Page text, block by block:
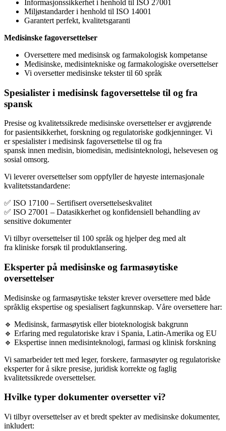
Informasjonssikkerhet i henhold til ISO 27001
Miljøstandarder i henhold til ISO 14001
Garantert perfekt, kvalitetsgaranti
Medisinske fagoversettelser
Oversettere med medisinsk og farmakologisk kompetanse
Medisinske, medisintekniske og farmakologiske oversettelser
Vi oversetter medisinske tekster til 60 språk
Spesialister i medisinsk fagoversettelse til og fra
spansk
Presise og kvalitetssikrede medisinske oversettelser er avgjørende
for pasientsikkerhet, forskning og regulatoriske godkjenninger. Vi
er spesialister i medisinsk fagoversettelse til og fra
spansk innen medisin, biomedisin, medisinteknologi, helsevesen og
sosial omsorg.
Vi leverer oversettelser som oppfyller de høyeste internasjonale
kvalitetsstandardene:
✅ ISO 17100 – Sertifisert oversettelseskvalitet
✅ ISO 27001 – Datasikkerhet og konfidensiell behandling av
sensitive dokumenter
Vi tilbyr oversettelser til 100 språk og hjelper deg med alt
fra kliniske forsøk til produktlansering.
Eksperter på medisinske og farmasøytiske
oversettelser
Medisinske og farmasøytiske tekster krever oversettere med både
språklig ekspertise og spesialisert fagkunnskap. Våre oversettere har:
🔹 Medisinsk, farmasøytisk eller bioteknologisk bakgrunn
🔹 Erfaring med regulatoriske krav i Spania, Latin-Amerika og EU
🔹 Ekspertise innen medisinteknologi, farmasi og klinisk forskning
Vi samarbeider tett med leger, forskere, farmasøyter og regulatoriske
eksperter for å sikre presise, juridisk korrekte og faglig
kvalitetssikrede oversettelser.
Hvilke typer dokumenter oversetter vi?
Vi tilbyr oversettelser av et bredt spekter av medisinske dokumenter,
inkludert: